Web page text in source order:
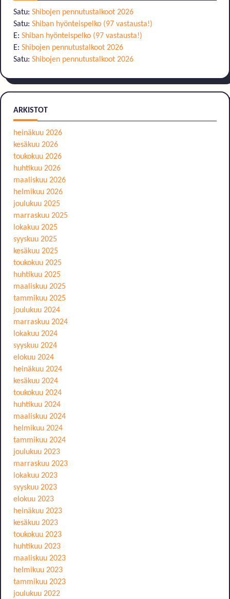
Satu: Shibojen pennutustalkoot 2026
Satu: Shiban hyönteispelko (97 vastausta!)
E: Shiban hyönteispelko (97 vastausta!)
E: Shibojen pennutustalkoot 2026
Satu: Shibojen pennutustalkoot 2026
ARKISTOT
heinäkuu 2026
kesäkuu 2026
toukokuu 2026
huhtikuu 2026
maaliskuu 2026
helmikuu 2026
joulukuu 2025
marraskuu 2025
lokakuu 2025
syyskuu 2025
kesäkuu 2025
toukokuu 2025
huhtikuu 2025
maaliskuu 2025
tammikuu 2025
joulukuu 2024
marraskuu 2024
lokakuu 2024
syyskuu 2024
elokuu 2024
heinäkuu 2024
kesäkuu 2024
toukokuu 2024
huhtikuu 2024
maaliskuu 2024
helmikuu 2024
tammikuu 2024
joulukuu 2023
marraskuu 2023
lokakuu 2023
syyskuu 2023
elokuu 2023
heinäkuu 2023
kesäkuu 2023
toukokuu 2023
huhtikuu 2023
maaliskuu 2023
helmikuu 2023
tammikuu 2023
joulukuu 2022